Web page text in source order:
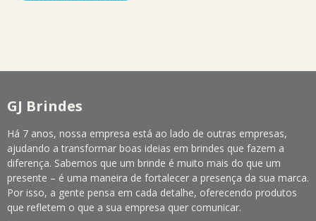
GJ Brindes
Há 7 anos, nossa empresa está ao lado de outras empresas,
ajudando a transformar boas ideias em brindes que fazem a
diferença. Sabemos que um brinde é muito mais do que um
presente – é uma maneira de fortalecer a presença da sua marca.
Por isso, a gente pensa em cada detalhe, oferecendo produtos
que refletem o que a sua empresa quer comunicar.